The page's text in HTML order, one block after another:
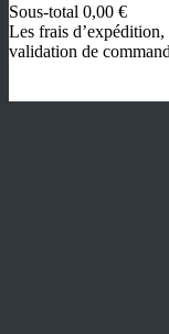
Produits
dans
le
Sous-total 0,00 €
Les frais d’expédition,
validation de